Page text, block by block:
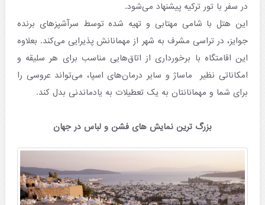
در سفر با تور ترکیه پیشنهاد می‌شود.
این هتل با شامی مهتابی و تهیه شده توسط سرآشپزهای برنده
جوایز، در تراسی مشرف به شهر از مهمانانش پذیرایی می‌کند. بعلاوه
این اقامتگاه با برخورداری از اتاق‌هایی مناسب برای هر سلیقه و
امکاناتی نظیر ماساژ و سایر درمان‌های اسپا، می‌تواند عروسی را
برای شما و مهمانانتان به یک تعطیلات به یادماندنی بدل کند.
بزرگ ترین نمایش های فشن و لباس در جهان